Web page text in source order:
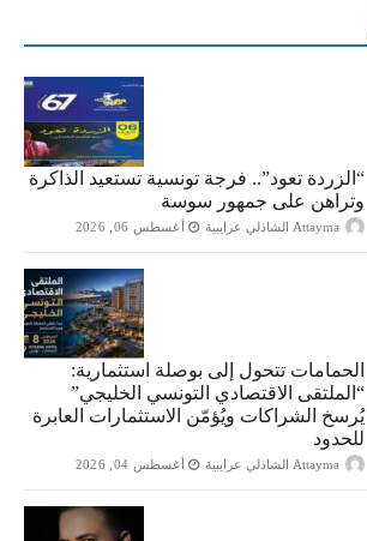
“الزردة تعود”.. فرجة تونسية تستعيد الذاكرة
وتراهن على جمهور سوسة
Attayma الشاذلي عرايبية أغسطس 06, 2026
الحمامات تتحول إلى بوصلة استثمارية:
“الملتقى الاقتصادي التونسي الخليجي”
يُرسخ الشراكات ويُؤمّن الاستثمارات العابرة
للحدود
Attayma الشاذلي عرايبية أغسطس 04, 2026